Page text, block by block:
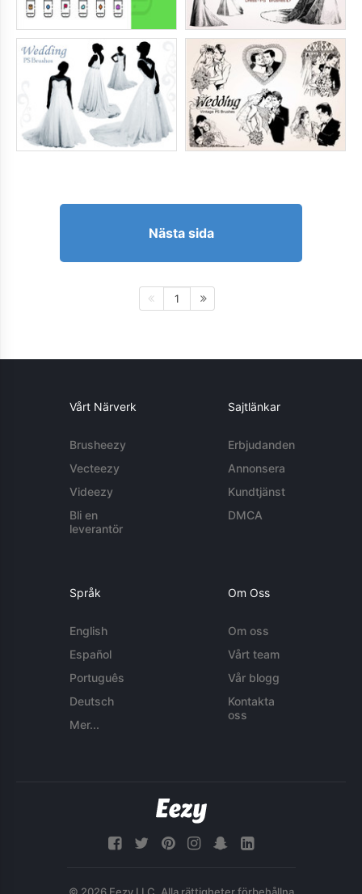
Nästa sida
1
Vårt Närverk
Brusheezy
Vecteezy
Videezy
Bli en
leverantör
Sajtlänkar
Erbjudanden
Annonsera
Kundtjänst
DMCA
Språk
English
Español
Português
Deutsch
Mer...
Om Oss
Om oss
Vårt team
Vår blogg
Kontakta
oss